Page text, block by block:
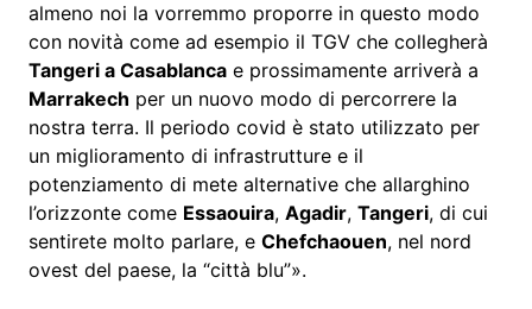
almeno noi la vorremmo proporre in questo modo
con novità come ad esempio il TGV che collegherà
Tangeri a Casablancae prossimamente arriverà a
Marrakech per un nuovo modo di percorrere la
nostra terra. Il periodo covid è stato utilizzato per
un miglioramento di infrastrutture e il
potenziamento di mete alternative che allarghino
l’orizzonte come Essaouira, Agadir, Tangeri, di cui
sentirete molto parlare, e Chefchaouen, nel nord
ovest del paese, la “città blu”».